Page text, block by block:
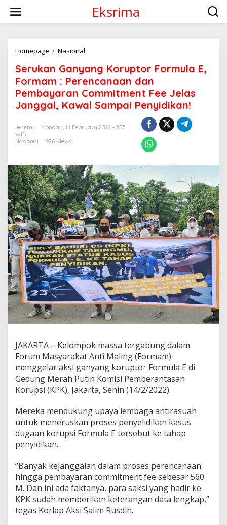
i
Eksrima
Homepage / Nasional
r
u
k
a
n
g
K
o
r
u
p
t
o
r
F
o
r
m
u
l
a
E
,
o
r
m
a
m
:
r
e
n
n
a
a
n
d
a
n
Serukan Ganyang Koruptor Formula E,
Formam : Perencanaan dan
Pembayaran Commitment Fee Jelas
Janggal, Kawal Sampai Penyidikan!
Jeremy
Monday, 14 February 2022 - 3:35
WIB
Nasional
1926 Views
JAKARTA – Kelompok massa tergabung dalam
Forum Masyarakat Anti Maling (Formam)
menggelar aksi ganyang koruptor Formula E di
Gedung Merah Putih Komisi Pemberantasan
Korupsi (KPK), Jakarta, Senin (14/2/2022).
Mereka mendukung upaya lembaga antirasuah
untuk meneruskan proses penyelidikan kasus
dugaan korupsi Formula E tersebut ke tahap
penyidikan.
“Banyak kejanggalan dalam proses perencanaan
hingga pembayaran commitment fee sebesar 560
M. Dan ini ada faktanya, para saksi yang hadir ke
KPK sudah memberikan keterangan data lengkap,”
tegas Korlap Aksi Salim Rusdin.